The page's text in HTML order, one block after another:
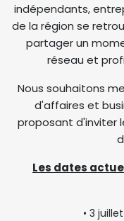
indépendants,
de la région se
partager un
réseau et
Nous souhaitons
d'affaires et
proposant d'inviter
Les dates
• 3